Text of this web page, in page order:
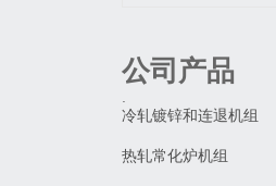
公司产品
冷轧镀锌和连退机组
热轧常化炉机组